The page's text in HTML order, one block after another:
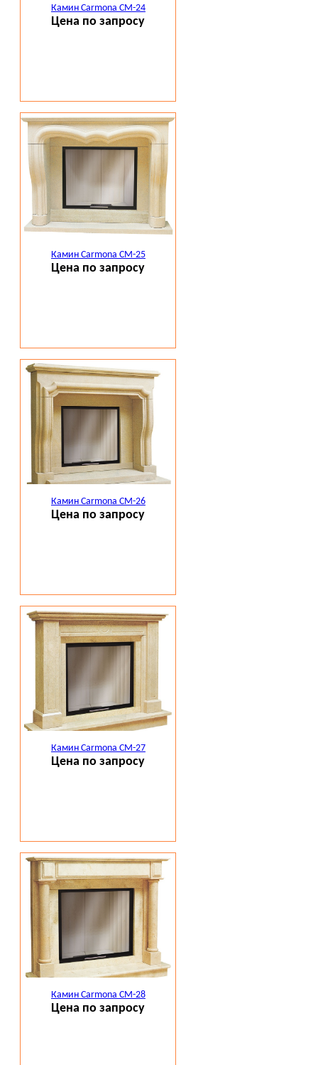
Камин Carmona CM-24
Цена по запросу
Камин Carmona CM-25
Цена по запросу
Камин Carmona CM-26
Цена по запросу
Камин Carmona CM-27
Цена по запросу
Камин Carmona CM-28
Цена по запросу